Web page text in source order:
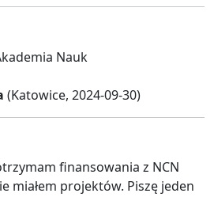
Nauk
(Katowice, 2024-09-30)
finansowania z NCN
miałem projektów. Piszę jeden